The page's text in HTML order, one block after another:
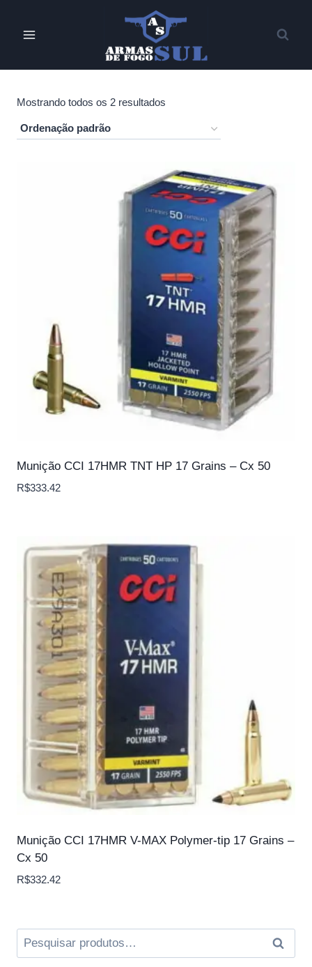
Mostrando todos os 2 resultados
Munição CCI 17HMR TNT HP 17 Grains – Cx 50
R$333.42
Munição CCI 17HMR V-MAX Polymer-tip 17 Grains –
Cx 50
R$332.42
Pesquisar
por: